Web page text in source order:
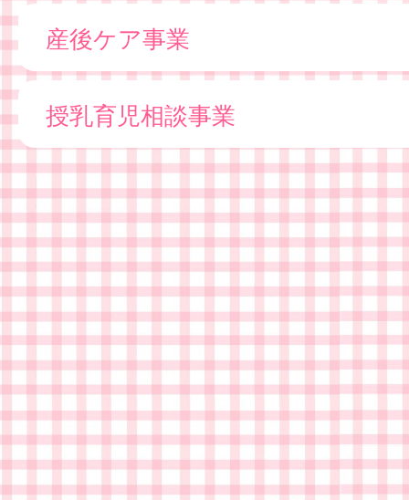
産後ケア事業
授乳育児相談事業